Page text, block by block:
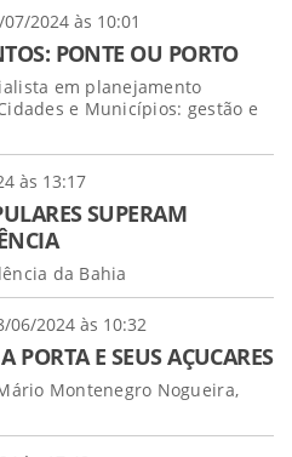
2024 às 10:01
PONTE OU PORTO
em planejamento
e Municípios: gestão e
às 13:17
SUPERAM
da Bahia
06/2024 às 10:32
PORTA E SEUS AÇUCARES
Montenegro Nogueira,